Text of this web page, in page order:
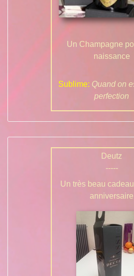
Un Champagne
naissance
Sublime: Quand on
perfection
Deutz
-----
Un très beau
anniversaire